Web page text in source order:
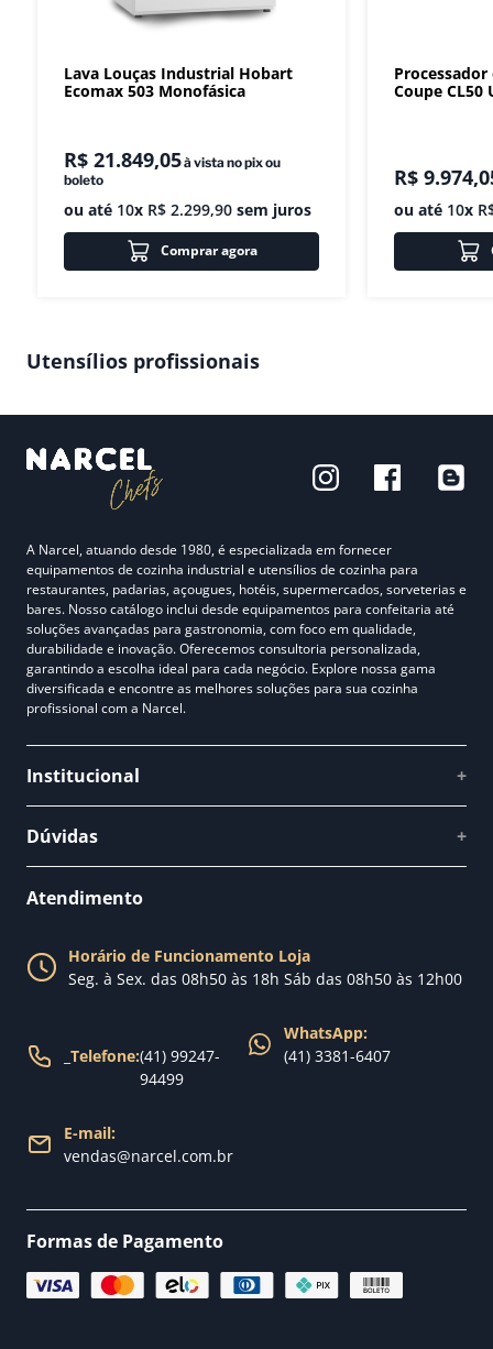
Lava Louças Industrial Hobart
Ecomax 503 Monofásica
R$ 21.849,05à vista no pix ou
boleto
ou até 10x R$ 2.299,90 sem juros
Comprar agora
Coupe CL50
R$ 9.974,
ou até 10x
Utensílios profissionais
A Narcel, atuando desde 1980, é especializada em fornecer
equipamentos de cozinha industrial e utensílios de cozinha para
restaurantes, padarias, açougues, hotéis, supermercados, sorveterias e
bares. Nosso catálogo inclui desde equipamentos para confeitaria até
soluções avançadas para gastronomia, com foco em qualidade,
durabilidade e inovação. Oferecemos consultoria personalizada,
garantindo a escolha ideal para cada negócio. Explore nossa gama
diversificada e encontre as melhores soluções para sua cozinha
profissional com a Narcel.
Institucional +
Fale conosco
Nossa loja
Dúvidas +
Política de Trocas
Política de Entrega
Atendimento
Horário de Funcionamento Loja
Seg. à Sex. das 08h50 às 18h Sáb das 08h50 às 12h00
Telefone:(41) 99247-
94499
WhatsApp:
(41) 3381-6407
E-mail:
vendas@narcel.com.br
Formas de Pagamento